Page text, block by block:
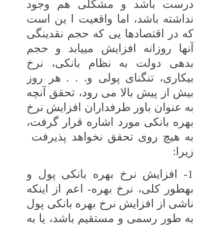
درست‏ باشد و مشکلی هم وجود
نداشته باشد، اما واقعیت ا ین است
که در اقتصادها یی که حجم نقدینگی
آنها روزانه افزایش می‏یابد و حجم
بدهی دولت به‏ نظام بانکی، نرخ
بیکاری، تنگنای پولی و. . . هر روز
بیش از پیش بالا می‏ رود، تحقق آنچه
به عنوان‏ باور طرفداران افزایش نرخ
بهره بانکی مورد اشاره‏ قرار گرفت،
به هیچ روی تحقق نخواهد پذیرفت
زیرا:
1- افزایش نرخ بهره بانکی پول و
به‏طور کلی، نرخ بهره- اعم از اینکه
ناشی از افزایش نرخ‏ بهره بانکی پول
به طور رسمی و مستقیم باشد، یا به